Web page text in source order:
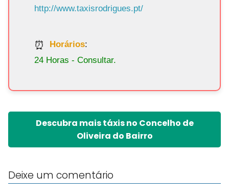
http://www.taxisrodrigues.pt/
Horários:
24 Horas - Consultar.
Descubra mais táxis no Concelho de
Oliveira do Bairro
Deixe um comentário